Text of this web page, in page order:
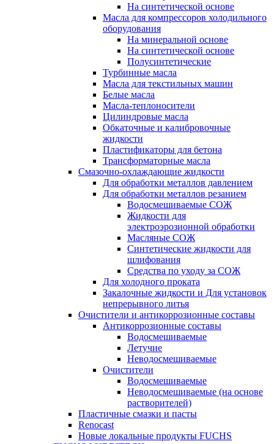
На синтетической основе
Масла для компрессоров холодильного
оборудования
На минеральной основе
На синтетической основе
Полусинтетические
Турбинные масла
Масла для текстильных машин
Белые масла
Масла-теплоносители
Цилиндровые масла
Обкаточные и калибровочные
жидкости
Пластификаторы для бетона
Трансформаторные масла
Смазочно-охлаждающие жидкости
Для обработки металлов давлением
Для обработки металлов резанием
Водосмешиваемые СОЖ
Жидкости для
электроэрозионной обработки
Масляные СОЖ
Синтетические жидкости для
шлифования
Средства по уходу за СОЖ
Для холодного проката
Закалочные жидкости и Для установок
непрерывного литья
Очистители и антикоррозионные составы
Антикоррозионные составы
Водосмешиваемые
Летучие
Неводосмешиваемые
Очистители
Водосмешиваемые
Неводосмешиваемые (на основе
растворителей)
Пластичные смазки и пасты
Renocast
Новые локальные продукты FUCHS